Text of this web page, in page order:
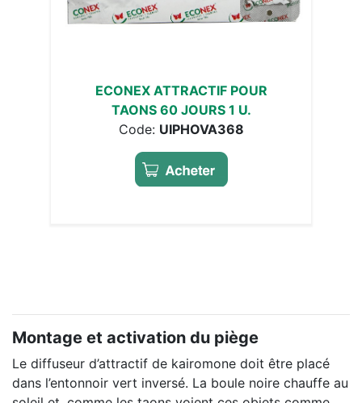
ECONEX ATTRACTIF POUR
TAONS 60 JOURS 1 U.
Code: UIPHOVA368
Montage et activation du piège
Le diffuseur d’attractif de kairomone doit être placé
dans l’entonnoir vert inversé. La boule noire chauffe au